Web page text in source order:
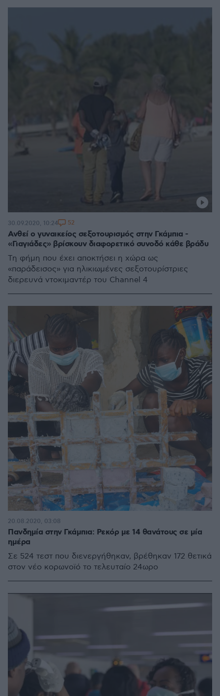
Ανθεί ο γυναικείος σεξοτουρισμός στην Γκάμπια -
«Γιαγιάδες» βρίσκουν διαφορετικό συνοδό κάθε βράδυ
Τη φήμη που έχει αποκτήσει η χώρα ως
«παράδεισος» για ηλικιωμένες σεξοτουρίστριες
διερευνά ντοκιμαντέρ του Channel 4
30.09.2020, 10:24 52
Πανδημία στην Γκάμπια: Ρεκόρ με 14 θανάτους σε μία
ημέρα
Σε 524 τεστ που διενεργήθηκαν, βρέθηκαν 172 θετικά
στον νέο κορωνοϊό το τελευταίο 24ωρο
20.08.2020, 03:08